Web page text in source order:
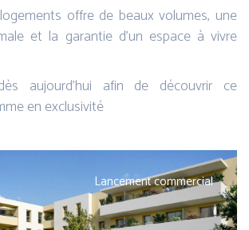
offre de beaux volumes, une
et la garantie d’un espace à vivre
aujourd’hui afin de découvrir ce
en exclusivité
Lancement commercial